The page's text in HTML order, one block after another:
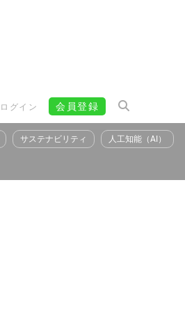
ログイン 会員登録
サステナビリティ 人工知能（AI）